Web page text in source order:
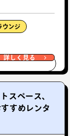
ウンジ
詳しく見る
スペース、
すめレンタ